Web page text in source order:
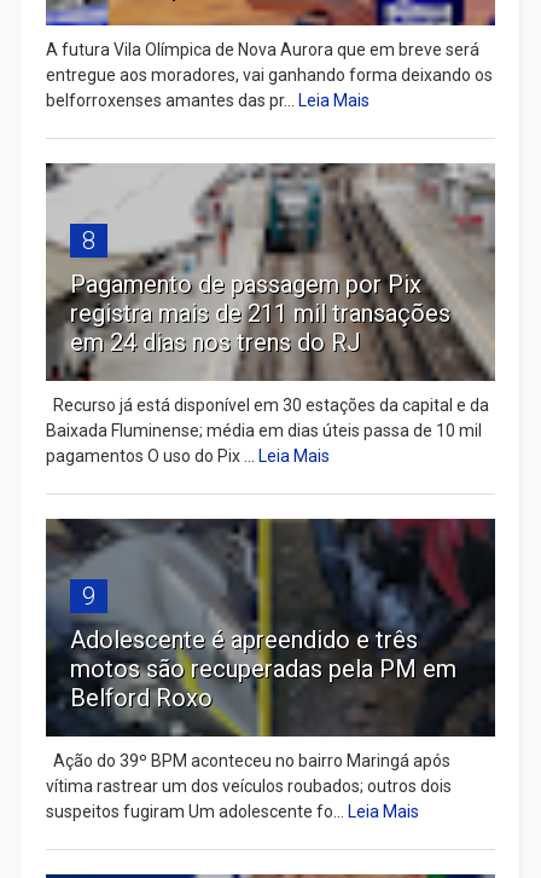
A futura Vila Olímpica de Nova Aurora que em breve será
entregue aos moradores, vai ganhando forma deixando os
belforroxenses amantes das pr...
Leia Mais
8
Pagamento de passagem por Pix
registra mais de 211 mil transações
em 24 dias nos trens do RJ
Recurso já está disponível em 30 estações da capital e da
Baixada Fluminense; média em dias úteis passa de 10 mil
pagamentos O uso do Pix ...
Leia Mais
9
Adolescente é apreendido e três
motos são recuperadas pela PM em
Belford Roxo
Ação do 39º BPM aconteceu no bairro Maringá após
vítima rastrear um dos veículos roubados; outros dois
suspeitos fugiram Um adolescente fo...
Leia Mais